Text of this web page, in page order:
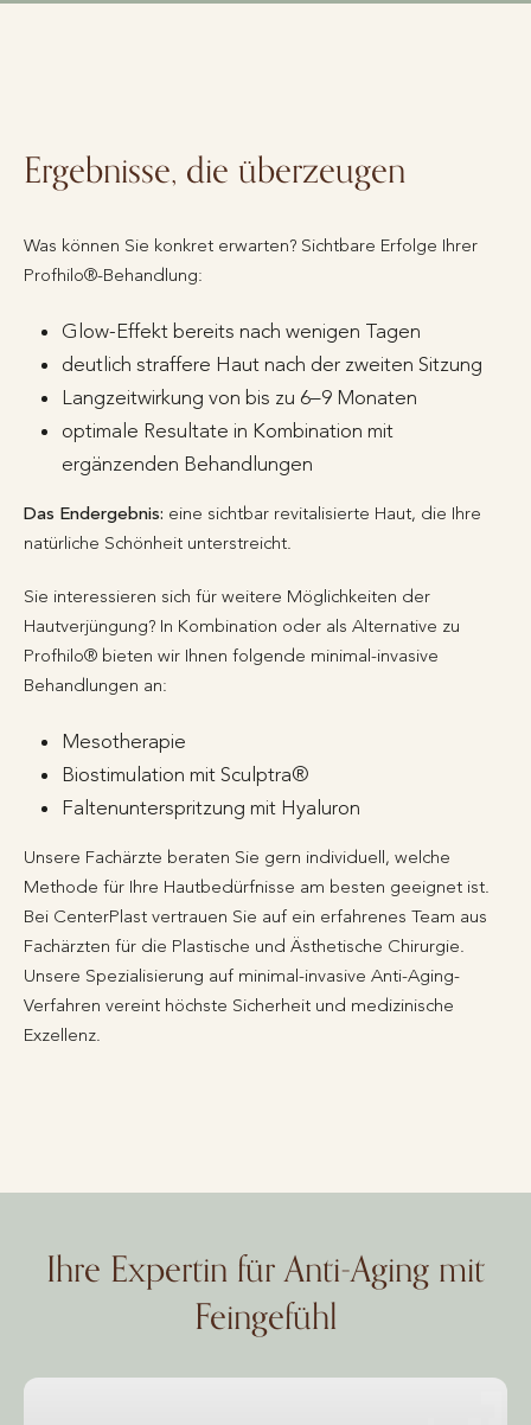
Ergebnisse, die überzeugen
Was können Sie konkret erwarten? Sichtbare Erfolge Ihrer
Profhilo®-Behandlung:
Glow-Effekt bereits nach wenigen Tagen
deutlich straffere Haut nach der zweiten Sitzung
Langzeitwirkung von bis zu 6–9 Monaten
optimale Resultate in Kombination mit
ergänzenden Behandlungen
Das Endergebnis: eine sichtbar revitalisierte Haut, die Ihre
natürliche Schönheit unterstreicht.
Sie interessieren sich für weitere Möglichkeiten der
Hautverjüngung? In Kombination oder als Alternative zu
Profhilo® bieten wir Ihnen folgende minimal-invasive
Behandlungen an:
Mesotherapie
Biostimulation mit Sculptra®
Faltenunterspritzung mit Hyaluron
Unsere Fachärzte beraten Sie gern individuell, welche
Methode für Ihre Hautbedürfnisse am besten geeignet ist.
Bei CenterPlast vertrauen Sie auf ein erfahrenes Team aus
Fachärzten für die Plastische und Ästhetische Chirurgie.
Unsere Spezialisierung auf minimal-invasive Anti-Aging-
Verfahren vereint höchste Sicherheit und medizinische
Exzellenz.
Ihre Expertin für Anti-Aging mit
Feingefühl